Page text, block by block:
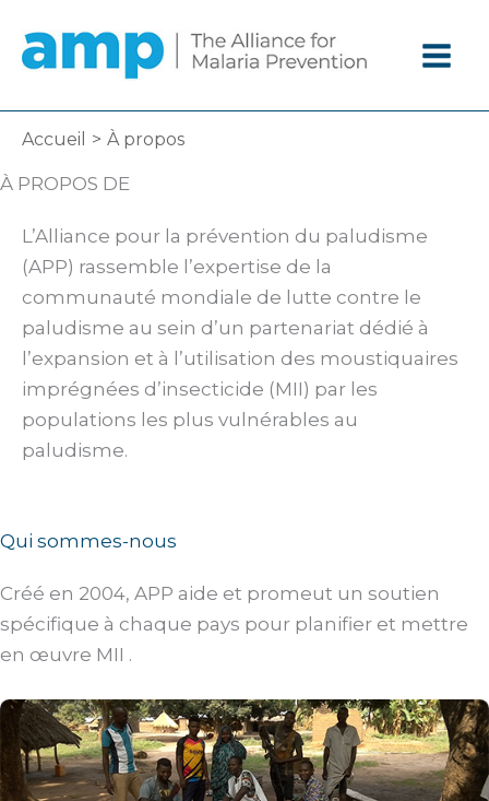
contenu
Accueil À propos
À PROPOS DE
L’Alliance pour la prévention du paludisme
(APP) rassemble l’expertise de la
communauté mondiale de lutte contre le
paludisme au sein d’un partenariat dédié à
l’expansion et à l’utilisation des moustiquaires
imprégnées d’insecticide (MII) par les
populations les plus vulnérables au
paludisme.
Qui sommes-nous
Créé en 2004, APP aide et promeut un soutien
spécifique à chaque pays pour planifier et mettre
en œuvre MII .